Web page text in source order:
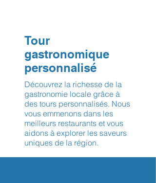
Tour
gastronomique
personnalisé
Découvrez la richesse de la
gastronomie locale grâce à
des tours personnalisés. Nous
vous emmenons dans les
meilleurs restaurants et vous
aidons à explorer les saveurs
uniques de la région.